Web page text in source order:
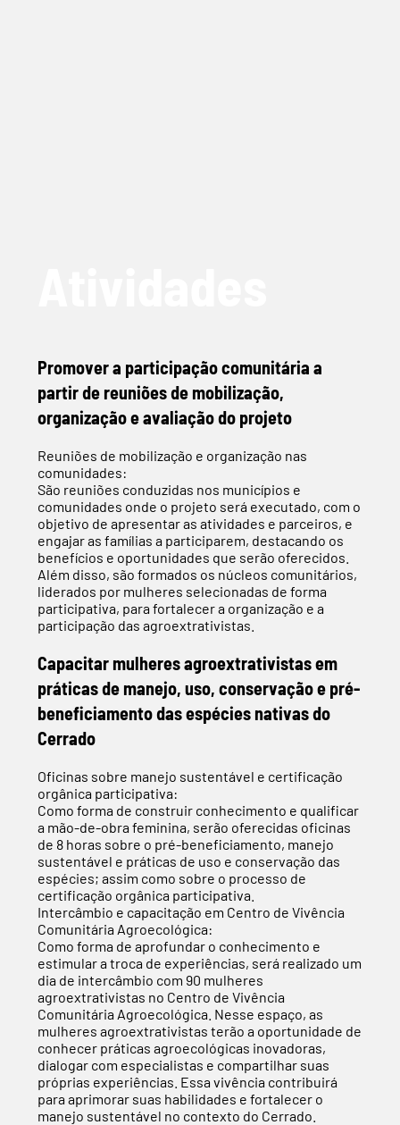
Promover a participação comunitária a
partir de reuniões de mobilização,
organização e avaliação do projeto
Reuniões de mobilização e organização nas
comunidades:
São reuniões conduzidas nos municípios e
comunidades onde o projeto será executado, com o
objetivo de apresentar as atividades e parceiros, e
engajar as famílias a participarem, destacando os
benefícios e oportunidades que serão oferecidos.
Além disso, são formados os núcleos comunitários,
liderados por mulheres selecionadas de forma
participativa, para fortalecer a organização e a
participação das agroextrativistas.
Capacitar mulheres agroextrativistas em
práticas de manejo, uso, conservação e pré-
beneficiamento das espécies nativas do
Cerrado
Oficinas sobre manejo sustentável e certificação
orgânica participativa:
Como forma de construir conhecimento e qualificar
a mão-de-obra feminina, serão oferecidas oficinas
de 8 horas sobre o pré-beneficiamento, manejo
sustentável e práticas de uso e conservação das
espécies; assim como sobre o processo de
certificação orgânica participativa.
Intercâmbio e capacitação em Centro de Vivência
Comunitária Agroecológica:
Como forma de aprofundar o conhecimento e
estimular a troca de experiências, será realizado um
dia de intercâmbio com 90 mulheres
agroextrativistas no Centro de Vivência
Comunitária Agroecológica. Nesse espaço, as
mulheres agroextrativistas terão a oportunidade de
conhecer práticas agroecológicas inovadoras,
dialogar com especialistas e compartilhar suas
próprias experiências. Essa vivência contribuirá
para aprimorar suas habilidades e fortalecer o
manejo sustentável no contexto do Cerrado.